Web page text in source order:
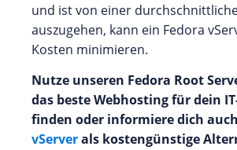
und ist von einer
auszugehen, kann ein Fedora
Kosten minimieren.
Nutze unseren Fedora Root
das beste Webhosting für dein
finden oder informiere dich
vServerals kostengünstige